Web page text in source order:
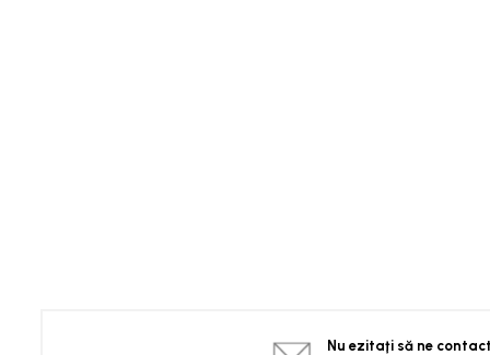
Nu ezitaţi să ne